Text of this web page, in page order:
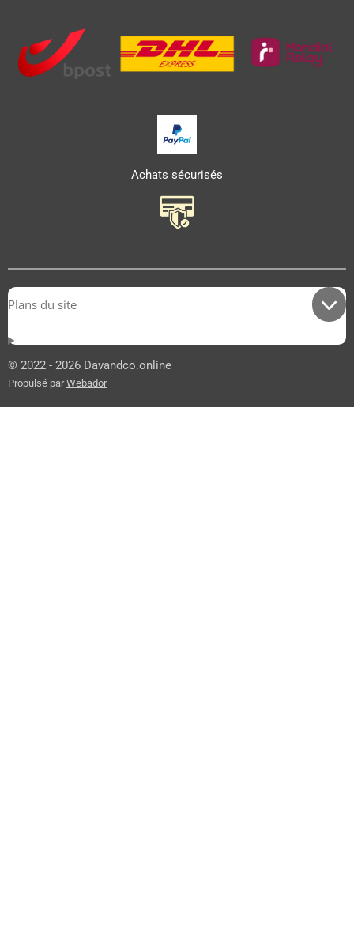
Achats sécurisés
Plans du site
© 2022 - 2026 Davandco.online
Propulsé parWebador